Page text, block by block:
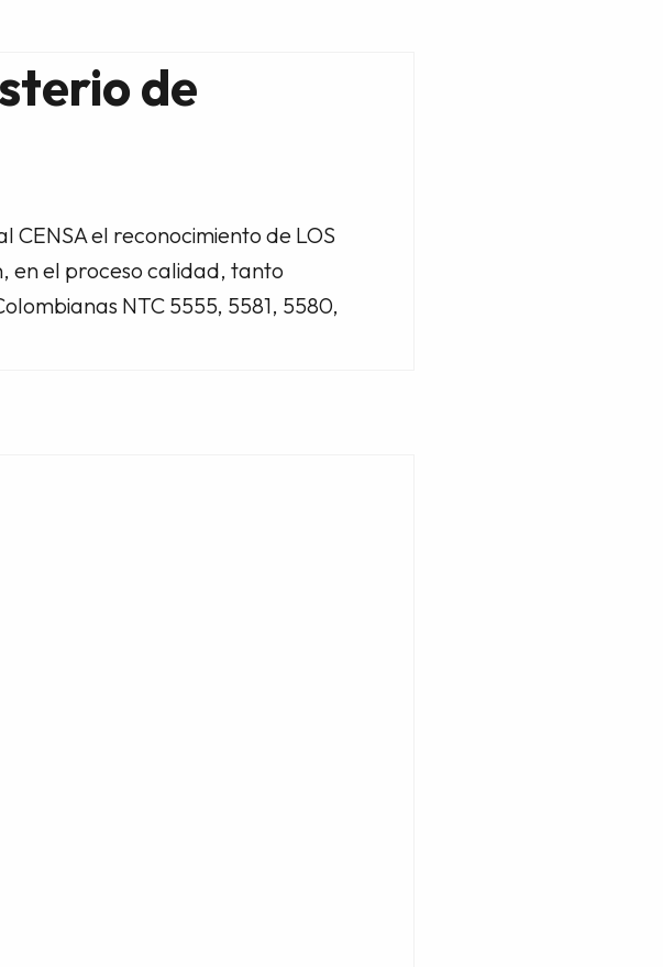
de
CENSA el reconocimiento de LOS
en el proceso calidad, tanto
NTC 5555, 5581, 5580,